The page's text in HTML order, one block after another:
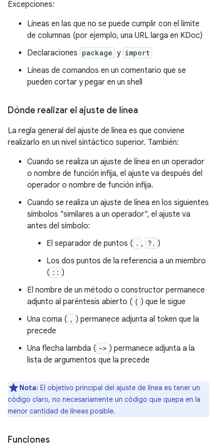
Excepciones:
Líneas en las que no se puede cumplir con el límite
de columnas (por ejemplo, una URL larga en KDoc)
Declaraciones package y import
Líneas de comandos en un comentario que se
pueden cortar y pegar en un shell
Dónde realizar el ajuste de línea
La regla general del ajuste de línea es que conviene
realizarlo en un nivel sintáctico superior. También:
Cuando se realiza un ajuste de línea en un operador
o nombre de función infija, el ajuste va después del
operador o nombre de función infija.
Cuando se realiza un ajuste de línea en los siguientes
símbolos "similares a un operador", el ajuste va
antes del símbolo:
El separador de puntos ( . , ?. )
Los dos puntos de la referencia a un miembro
( :: )
El nombre de un método o constructor permanece
adjunto al paréntesis abierto ( ( ) que le sigue
Una coma ( , ) permanece adjunta al token que la
precede
Una flecha lambda ( -> ) permanece adjunta a la
lista de argumentos que la precede
Nota: El objetivo principal del ajuste de línea es tener un
código claro, no necesariamente un código que quepa en la
menor cantidad de líneas posible.
Funciones